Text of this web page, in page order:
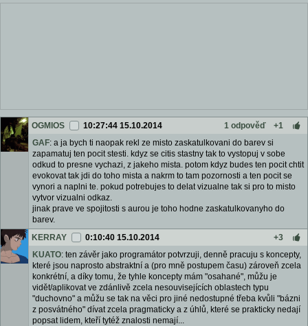
OGMIOS 10:27:44 15.10.2014 1 odpověď
+1
GAF: a ja bych ti naopak rekl ze misto zaskatulkovani do barev si
zapamatuj ten pocit stesti. kdyz se citis stastny tak to vystopuj v sobe
odkud to presne vychazi, z jakeho mista. potom kdyz budes ten pocit chtit
evokovat tak jdi do toho mista a nakrm to tam pozornosti a ten pocit se
vynori a naplni te. pokud potrebujes to delat vizualne tak si pro to misto
vytvor vizualni odkaz.
jinak prave ve spojitosti s aurou je toho hodne zaskatulkovanyho do
barev.
KERRAY
0:10:40 15.10.2014
+3
KUATO: ten závěr jako programátor potvrzuji, denně pracuju s koncepty,
které jsou naprosto abstraktní a (pro mně postupem času) zároveň zcela
konkrétní, a díky tomu, že tyhle koncepty mám "osahané", můžu je
vidět/aplikovat ve zdánlivě zcela nesouvisejících oblastech typu
"duchovno" a můžu se tak na věci pro jiné nedostupné třeba kvůli "bázni
z posvátného" dívat zcela pragmaticky a z úhlů, které se prakticky nedají
popsat lidem, kteří tytéž znalosti nemají...